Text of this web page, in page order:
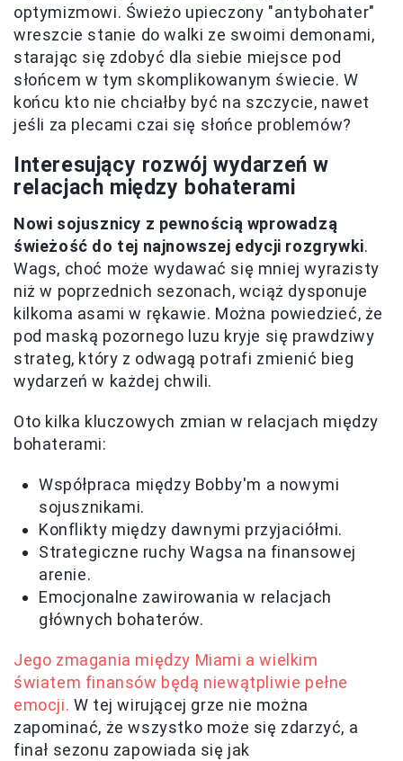
optymizmowi. Świeżo upieczony "antybohater"
wreszcie stanie do walki ze swoimi demonami,
starając się zdobyć dla siebie miejsce pod
słońcem w tym skomplikowanym świecie. W
końcu kto nie chciałby być na szczycie, nawet
jeśli za plecami czai się słońce problemów?
Interesujący rozwój wydarzeń w
relacjach między bohaterami
Nowi sojusznicy z pewnością wprowadzą
świeżość do tej najnowszej edycji rozgrywki.
Wags, choć może wydawać się mniej wyrazisty
niż w poprzednich sezonach, wciąż dysponuje
kilkoma asami w rękawie. Można powiedzieć, że
pod maską pozornego luzu kryje się prawdziwy
strateg, który z odwagą potrafi zmienić bieg
wydarzeń w każdej chwili.
Oto kilka kluczowych zmian w relacjach między
bohaterami:
Współpraca między Bobby'm a nowymi
sojusznikami.
Konflikty między dawnymi przyjaciółmi.
Strategiczne ruchy Wagsa na finansowej
arenie.
Emocjonalne zawirowania w relacjach
głównych bohaterów.
Jego zmagania między Miami a wielkim
światem finansów będą niewątpliwie pełne
emocji. W tej wirującej grze nie można
zapominać, że wszystko może się zdarzyć, a
finał sezonu zapowiada się jak